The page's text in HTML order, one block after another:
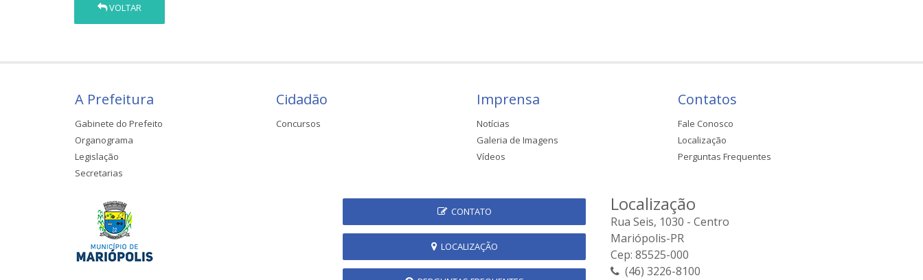
VOLTAR
A Prefeitura
Gabinete do Prefeito
Organograma
Legislação
Secretarias
Cidadão
Concursos
Imprensa
Notícias
Galeria de Imagens
Vídeos
Contatos
Fale Conosco
Localização
Perguntas Frequentes
CONTATO
LOCALIZAÇÃO
Localização
Rua Seis, 1030 - Centro
Mariópolis-PR
Cep: 85525-000
(46) 3226-8100